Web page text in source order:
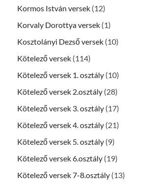
Kormos István versek (12)
Korvaly Dorottya versek (1)
Kosztolányi Dezső versek (10)
Kötelező versek (114)
Kötelező versek 1. osztály (10)
Kötelező versek 2.osztály (28)
Kötelező versek 3. osztály (17)
Kötelező versek 4. osztály (21)
Kötelező versek 5. osztály (9)
Kötelező versek 6.osztály (19)
Kötelező versek 7-8.osztály (13)